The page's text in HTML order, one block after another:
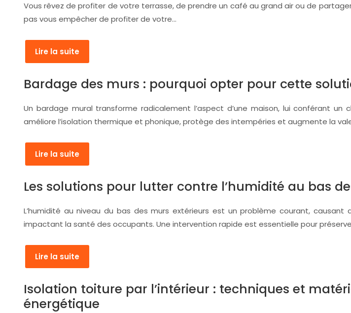
Vous rêvez de profiter de votre terrasse, de prendre un café au grand air ou de
pas vous empêcher de profiter de votre…
Lire la suite
Bardage des murs : pourquoi opter pour cette
Un bardage mural transforme radicalement l’aspect d’une maison, lui conférant
améliore l’isolation thermique et phonique, protège des intempéries et augmente la
Lire la suite
Les solutions pour lutter contre l’humidité au bas
L’humidité au niveau du bas des murs extérieurs est un problème courant,
impactant la santé des occupants. Une intervention rapide est essentielle pour
Lire la suite
Isolation toiture par l’intérieur : techniques et
énergétique